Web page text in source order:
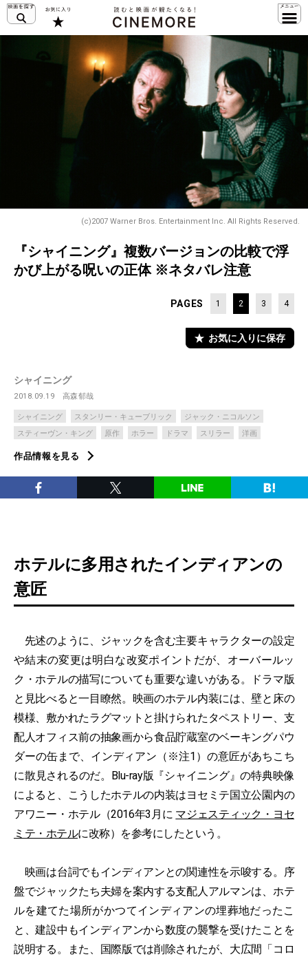
(c)2007 Warner Bros. Entertainment Inc. All Rights Reserved.
『シャイニング』複数バージョンの比較で浮
かび上がる呪いの正体 ※ネタバレ注意
PAGES 1 2 3 4
お気に入りに保存
シャイニング
2018.09.19 高森郁哉
シャイニング スタンリー・キューブリック
ジャック・ニコルソン
スティーヴン・キング
原作 ホラー ドラマ スリラー 洋画
作品情報を見る
ホテルに多用されたインディアンの
意匠
先述のように、ジャックを含む主要キャラクターの設定
や結末の変更は明白な改変ポイントだが、オーバールッ
ク・ホテルの描写についても重要な違いがある。ドラマ版
と見比べると一目瞭然。映画のホテル内装には、壁と床の
模様、敷かれたラグマットと掛けられたタペストリー、支
配人オフィス前の抽象画から食品貯蔵室のベーキングパウ
ダーの缶まで、インディアン（※注1）の意匠があちこち
に散見されるのだ。Blu-ray版『シャイニング』の特典映像
によると、こうしたホテルの内装はヨセミテ国立公園内の
アワニー・ホテル（2016年3月に マジェスティック・ヨセ
ミテ・ホテルに改称）を参考にしたという。
映画は台詞でもインディアンとの関連性を示唆する。序
盤でジャックたち夫婦を案内する支配人アルマンは、ホテ
ルを建てた場所がかつてインディアンの埋葬地だったこ
と、建設中もインディアンから数度の襲撃を受けたことを
説明する。また、国際版では削除されたが、大広間「コロ